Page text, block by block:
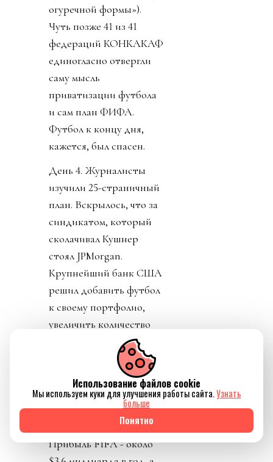
огуречной формы»).
Чуть позже 41 из 41
федераций КОНКАКАФ
единогласно отвергли
саму мысль
приватизации футбола
и сам план ФИФА.
Футбол к концу дня,
кажется, был спасен.
День 4. Журналисты
изучили 25-страничный
план. Вскрылось, что за
синдикатом, который
сколачивал Кушнер
стоял JPMorgan.
Крупнейший банк США
решил добавить футбол
к своему портфолио,
увеличить количество
международных
соревнований в два с
лишним раза (с 200 до
450). Финансисты сочли
футбол
недомонетизированным.
Прибыль FIFA - около
Использование файлов cookie
Мы используем куки для улучшения работы сайта.Узнать
больше
Понятно